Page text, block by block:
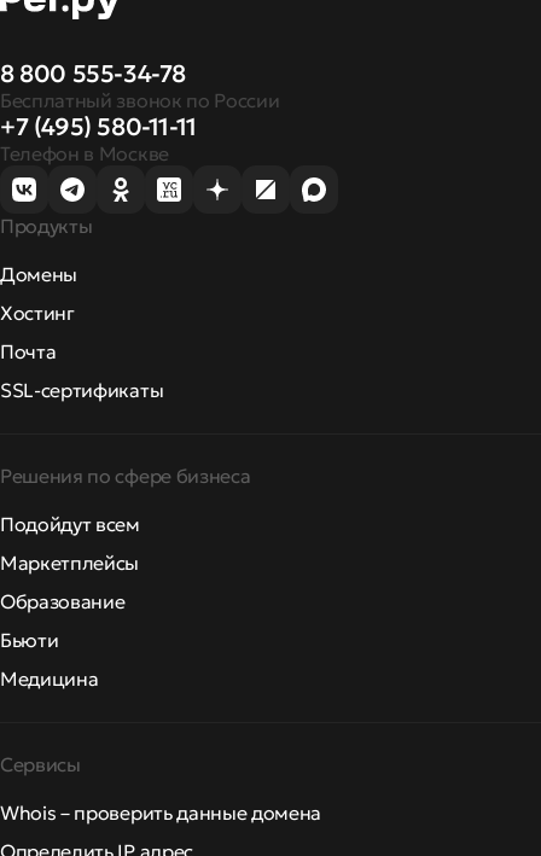
8 800 555-34-78
Бесплатный звонок по России
+7 (495) 580-11-11
Телефон в Москве
Продукты
Домены
Хостинг
Почта
SSL-сертификаты
Решения по сфере бизнеса
Подойдут всем
Маркетплейсы
Образование
Бьюти
Медицина
Сервисы
Whois – проверить данные домена
Определить IP адрес